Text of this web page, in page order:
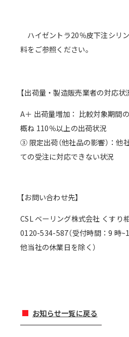
ハイゼントラ20％皮下注シリ
料をご参照ください。
【出荷量・製造販売業者の対応状
A＋ 出荷量増加： 比較対象期間
概ね 110％以上の出荷状況
③ 限定出荷（他社品の影響）：他
ての受注に対応できない状況
【お問い合わせ先】
CSL ベーリング株式会社 くすり
0120-534-587（受付時間：9 時
他当社の休業日を除く）
お知らせ一覧に戻る